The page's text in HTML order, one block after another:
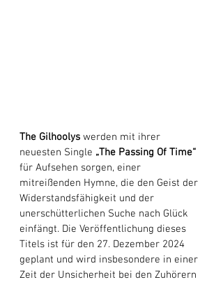
The Gilhoolys werden mit ihrer
neuesten Single „The Passing Of Time“
für Aufsehen sorgen, einer
mitreißenden Hymne, die den Geist der
Widerstandsfähigkeit und der
unerschütterlichen Suche nach Glück
einfängt. Die Veröffentlichung dieses
Titels ist für den 27. Dezember 2024
geplant und wird insbesondere in einer
Zeit der Unsicherheit bei den Zuhörern